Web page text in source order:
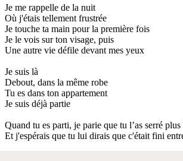
Je me rappelle de la nuit
Où j'étais tellement frustrée
Je touche ta main pour la première fois
Je le vois sur ton visage, puis
Une autre vie défile devant mes yeux
Je suis là
Debout, dans la même robe
Tu es dans ton appartement
Je suis déjà partie
Quand tu es parti, je parie que tu l’as serré
Et j'espérais que tu lui dirais que c'était fini